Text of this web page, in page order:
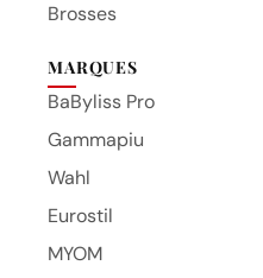
Brosses
MARQUES
BaByliss Pro
Gammapiu
Wahl
Eurostil
MYOM